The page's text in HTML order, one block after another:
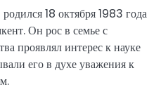
18 октября 1983 года
Он рос в семье с
проявлял интерес к науке
его в духе уважения к